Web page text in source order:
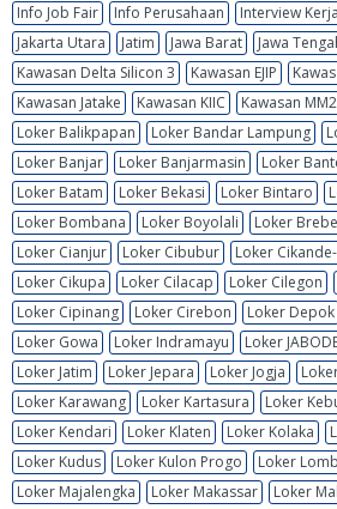
Info Job Fair
Info Perusahaan Interview Kerja
Jakarta Utara
Jatim Jawa Barat Jawa
Kawasan Delta Silicon 3
Kawasan EJIP
Kawasan Jatake
Kawasan KIIC Kawasan
Loker Balikpapan
Loker Bandar Lampung
Loker Banjar
Loker Banjarmasin Loker
Loker Batam
Loker Bekasi Loker Bintaro
Loker Bombana
Loker Boyolali Loker
Loker Cianjur
Loker Cibubur Loker
Loker Cikupa
Loker Cilacap Loker Cilegon
Loker Cipinang
Loker Cirebon Loker Depok
Loker Gowa
Loker Indramayu Loker
Loker Jatim
Loker Jepara Loker Jogja
Loker Karawang
Loker Kartasura Loker
Loker Kendari
Loker Klaten Loker Kolaka
Loker Kudus
Loker Kulon Progo Loker
Loker Majalengka
Loker Makassar Loker